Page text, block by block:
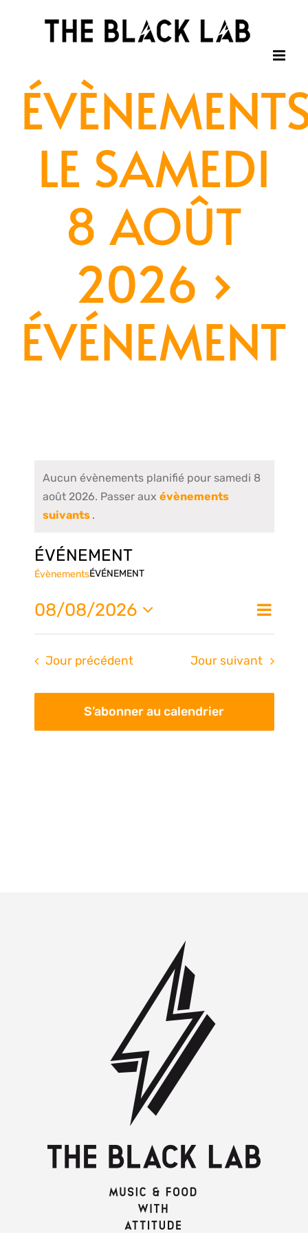
LE SAMEDI
8 AOÛT
2026 ›
ÉVÉNEMENT
Aucun évènements planifié pour samedi 8
août 2026. Passer aux évènements
suivants .
ÉVÉNEMENT
ÉvènementsÉVÉNEMENT
de
Jour
08/08/2026
Sélectionnez
date.
Jour précédent Jour suivant
S’abonner au calendrier